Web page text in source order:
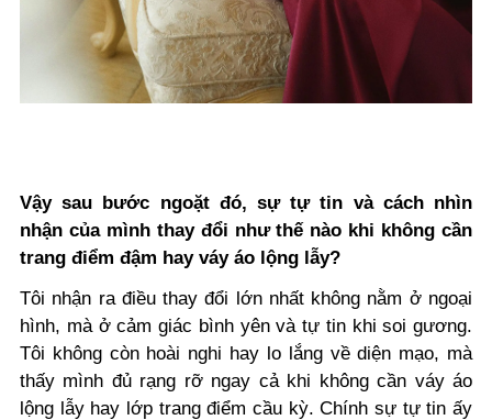
Vậy sau bước ngoặt đó, sự tự tin và cách nhìn
nhận của mình thay đổi như thế nào khi không cần
trang điểm đậm hay váy áo lộng lẫy?
Tôi nhận ra điều thay đổi lớn nhất không nằm ở ngoại
hình, mà ở cảm giác bình yên và tự tin khi soi gương.
Tôi không còn hoài nghi hay lo lắng về diện mạo, mà
thấy mình đủ rạng rỡ ngay cả khi không cần váy áo
lộng lẫy hay lớp trang điểm cầu kỳ. Chính sự tự tin ấy